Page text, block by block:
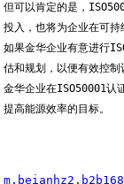
但可以肯定的是，
投入，也将为企业在可持
如果金华企业有意进行
估和规划，以便有效控
金华企业在ISO50001认
提高能源效率的目标。